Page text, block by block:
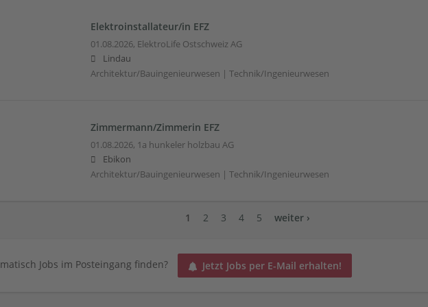
Elektroinstallateur/in EFZ
01.08.2026, ElektroLife Ostschweiz AG
Lindau
Architektur/Bauingenieurwesen | Technik/Ingenieurwesen
Zimmermann/Zimmerin EFZ
01.08.2026, 1a hunkeler holzbau AG
Ebikon
Architektur/Bauingenieurwesen | Technik/Ingenieurwesen
1 2 3 4 5 weiter ›
Jobs im Posteingang finden? Jetzt Jobs per E-Mail erhalten!